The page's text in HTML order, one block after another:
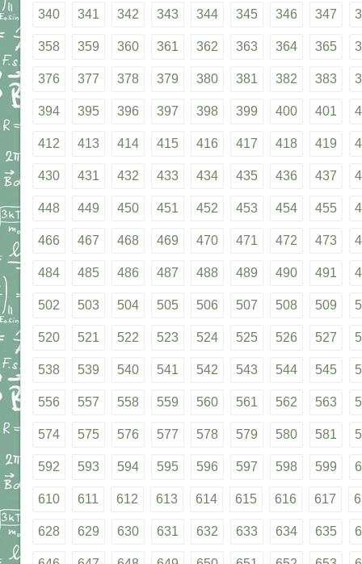
340 341 342 343 344 345 346 347
358 359 360 361 362 363 364 365
376 377 378 379 380 381 382 383
394 395 396 397 398 399 400 401
412 413 414 415 416 417 418 419
430 431 432 433 434 435 436 437
448 449 450 451 452 453 454 455
466 467 468 469 470 471 472 473
484 485 486 487 488 489 490 491
502 503 504 505 506 507 508 509
520 521 522 523 524 525 526 527
538 539 540 541 542 543 544 545
556 557 558 559 560 561 562 563
574 575 576 577 578 579 580 581
592 593 594 595 596 597 598 599
610 611 612 613 614 615 616 617
628 629 630 631 632 633 634 635